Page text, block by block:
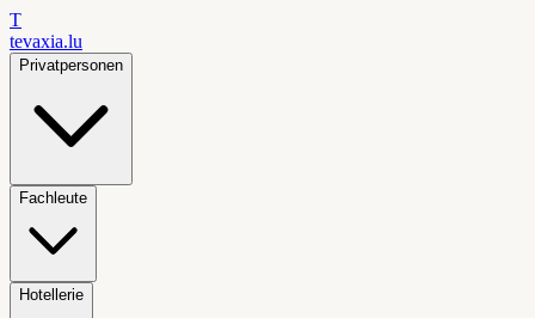
T
tevaxia.lu
Privatpersonen
Fachleute
Hotellerie